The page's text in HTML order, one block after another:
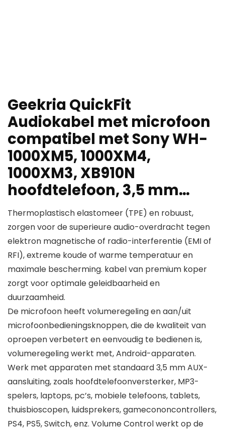
Geekria QuickFit
Audiokabel met microfoon
compatibel met Sony WH-
1000XM5, 1000XM4,
1000XM3, XB910N
hoofdtelefoon, 3,5 mm…
Thermoplastisch elastomeer (TPE) en robuust,
zorgen voor de superieure audio-overdracht tegen
elektron magnetische of radio-interferentie (EMI of
RFI), extreme koude of warme temperatuur en
maximale bescherming. kabel van premium koper
zorgt voor optimale geleidbaarheid en
duurzaamheid.
De microfoon heeft volumeregeling en aan/uit
microfoonbedieningsknoppen, die de kwaliteit van
oproepen verbetert en eenvoudig te bedienen is,
volumeregeling werkt met, Android-apparaten.
Werk met apparaten met standaard 3,5 mm AUX-
aansluiting, zoals hoofdtelefoonversterker, MP3-
spelers, laptops, pc’s, mobiele telefoons, tablets,
thuisbioscopen, luidsprekers, gamecononcontrollers,
PS4, PS5, Switch, enz. Volume Control werkt op de